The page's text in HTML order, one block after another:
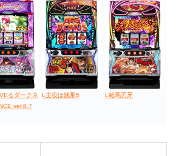
るダークネ
ver.8.7
L主役は銭形5 L範馬刃牙